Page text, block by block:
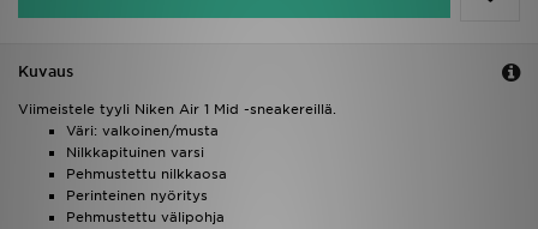
Kuvaus
Viimeistele tyyli Niken Air 1 Mid -sneakereillä.
Väri: valkoinen/musta
Nilkkapituinen varsi
Pehmustettu nilkkaosa
Perinteinen nyöritys
Pehmustettu välipohja